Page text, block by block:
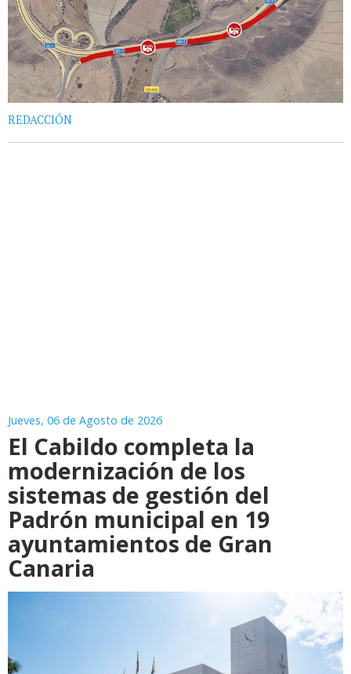
REDACCIÓN
Jueves, 06 de Agosto de 2026
El Cabildo completa la
modernización de los
sistemas de gestión del
Padrón municipal en 19
ayuntamientos de Gran
Canaria